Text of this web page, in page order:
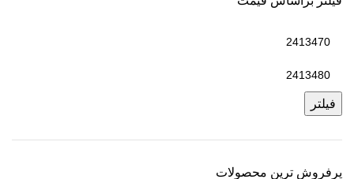
فیلتر
پرفروش ترین محصولات